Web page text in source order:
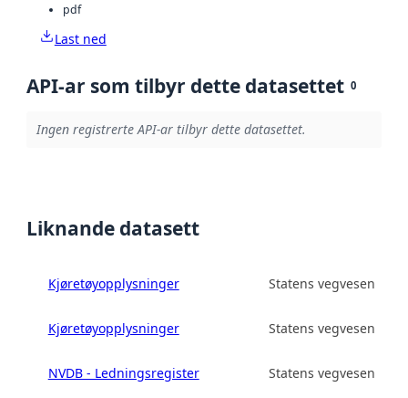
pdf
Last ned
API-ar som tilbyr dette datasettet 0
Ingen registrerte API-ar tilbyr dette datasettet.
Liknande datasett
Kjøretøyopplysninger Statens vegvesen
Kjøretøyopplysninger Statens vegvesen
NVDB - Ledningsregister Statens vegvesen